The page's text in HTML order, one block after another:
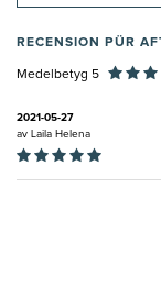
RECENSION PÜR
Medelbetyg 5
2021-05-27
av Laila Helena